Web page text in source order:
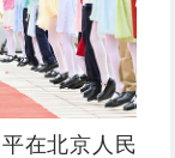
在北京人民